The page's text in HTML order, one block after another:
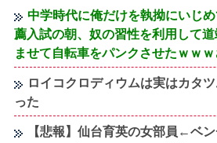
中学時代に俺だけを執拗にいじ
薦入試の朝、奴の習性を利用して
ませて自転車をパンクさせたｗｗ
ロイコクロディウムは実はカタ
った
【悲報】仙台育英の女部員←ベ